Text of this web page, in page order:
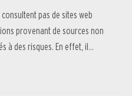
pas de sites web
provenant de sources non
à des risques. En effet, il...